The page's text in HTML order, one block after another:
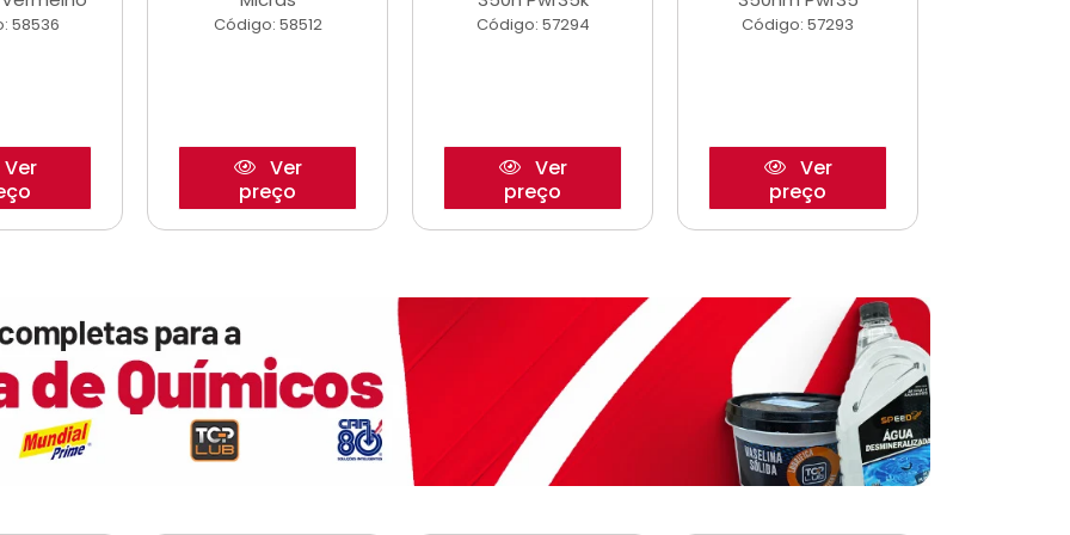
58536
Ver
Código: 58512
Ver
preço
Código: 57294
Ver
preço
Código: 57293
Ver
preço